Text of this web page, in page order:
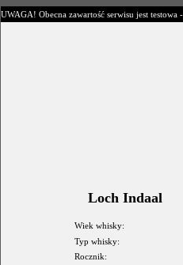
UWAGA! Obecna zawartość serwisu jest testowa
Loch Indaal
Wiek whisky:
Typ whisky:
Rocznik: